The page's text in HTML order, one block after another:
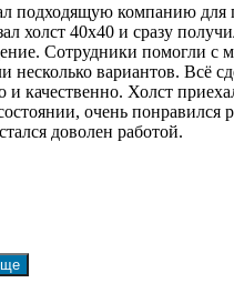
подходящую компанию для
холст 40х40 и сразу
Сотрудники помогли с
несколько вариантов. Всё
и качественно. Холст
очень понравился
доволен работой.